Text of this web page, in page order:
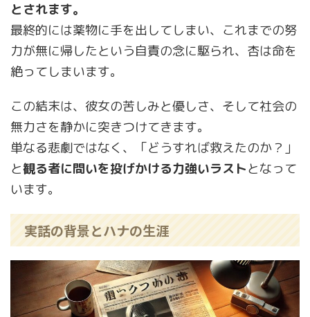
とされます。
最終的には薬物に手を出してしまい、これまでの努
力が無に帰したという自責の念に駆られ、杏は命を
絶ってしまいます。
この結末は、彼女の苦しみと優しさ、そして社会の
無力さを静かに突きつけてきます。
単なる悲劇ではなく、「どうすれば救えたのか？」
と観る者に問いを投げかける力強いラストとなって
います。
実話の背景とハナの生涯